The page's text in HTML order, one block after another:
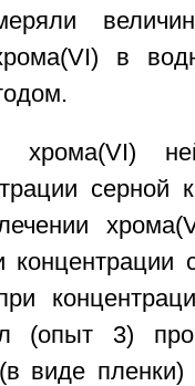
в
хрома(VI)
серной
концентрации
(опыт 3)
виде пленки)